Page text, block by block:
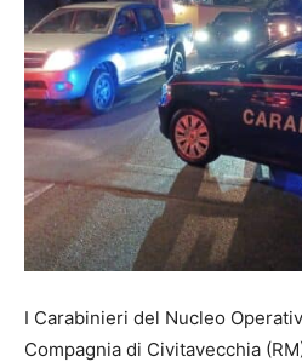
I Carabinieri del Nucleo
Compagnia di Civitavecchia